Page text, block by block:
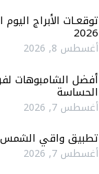
2026
أغسطس 8, 2026
أفضل الشامبوهات
الحساسة
أغسطس 7, 2026
تطبيق واقي الشمس
أغسطس 7, 2026